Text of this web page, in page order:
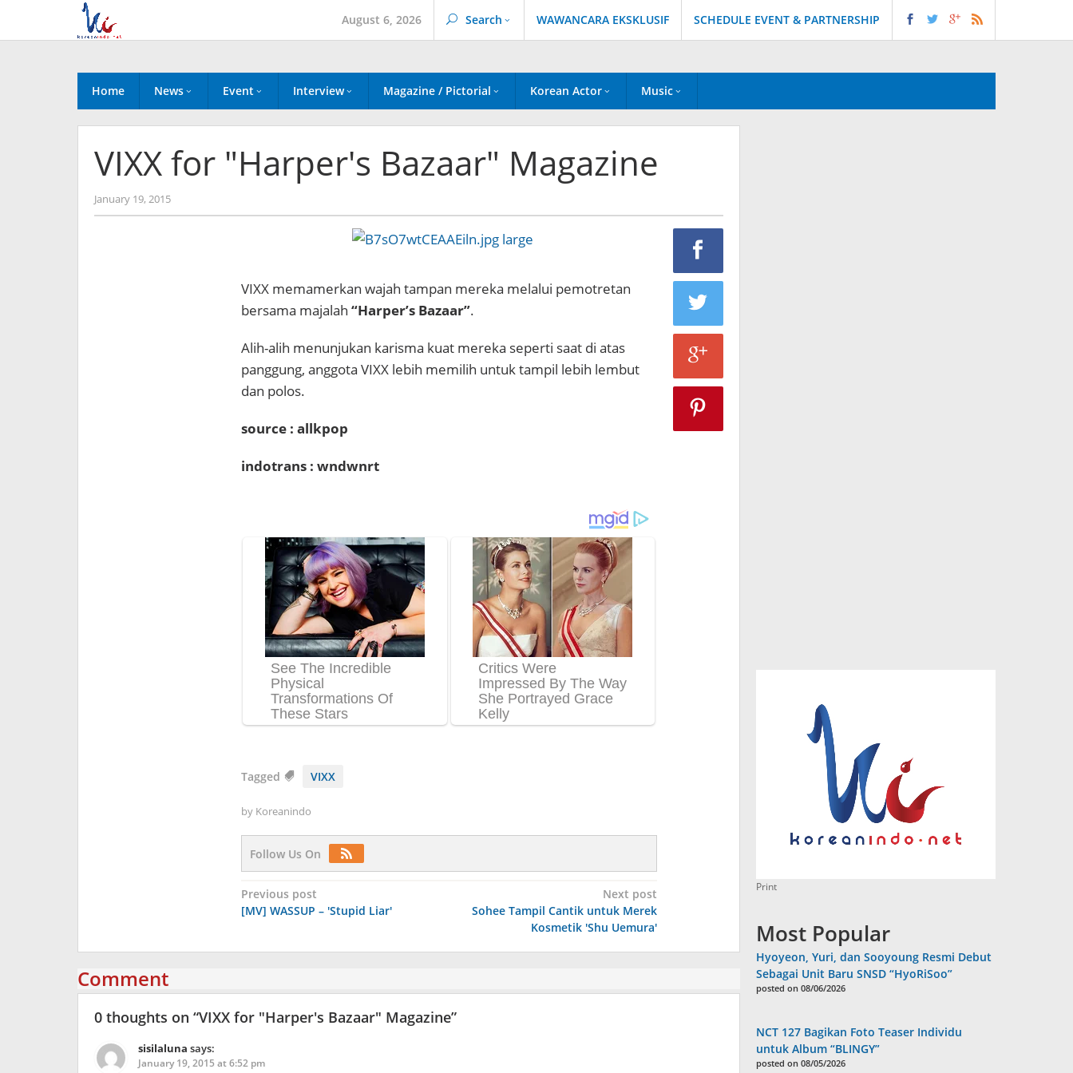
content
August 6, 2026 Search WAWANCARA EKSKLUSIF SCHEDULE EVENT & PARTNERSHIP
Home News Event Interview Magazine / Pictorial Korean Actor Music
VIXX for "Harper's Bazaar" Magazine
January 19, 2015by
Koreanindo
VIXX memamerkan wajah tampan mereka melalui pemotretan
bersama majalah “Harper’s Bazaar”.
Alih-alih menunjukan karisma kuat mereka seperti saat di atas
panggung, anggota VIXX lebih memilih untuk tampil lebih lembut
dan polos.
source : allkpop
indotrans : wndwnrt
Tagged VIXX
by Koreanindo
Follow Us On
Post
navigation
Previous post
[MV] WASSUP – 'Stupid Liar'
Next post
Sohee Tampil Cantik untuk Merek
Kosmetik 'Shu Uemura'
Comment
0 thoughts on “VIXX for "Harper's Bazaar" Magazine”
sisilaluna says:
January 19, 2015 at 6:52 pm
Print
Most Popular
Hyoyeon, Yuri, dan Sooyoung Resmi Debut
Sebagai Unit Baru SNSD “HyoRiSoo”
posted on 08/06/2026
NCT 127 Bagikan Foto Teaser Individu
untuk Album “BLINGY”
posted on 08/05/2026